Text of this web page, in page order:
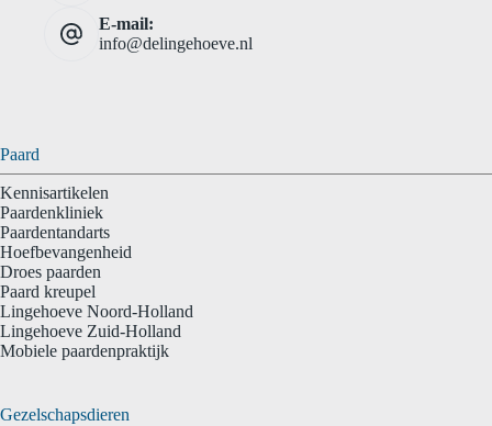
E-mail:
info@delingehoeve.nl
Paard
Kennisartikelen
Paardenkliniek
Paardentandarts
Hoefbevangenheid
Droes paarden
Paard kreupel
Lingehoeve Noord-Holland
Lingehoeve Zuid-Holland
Mobiele paardenpraktijk
Gezelschapsdieren